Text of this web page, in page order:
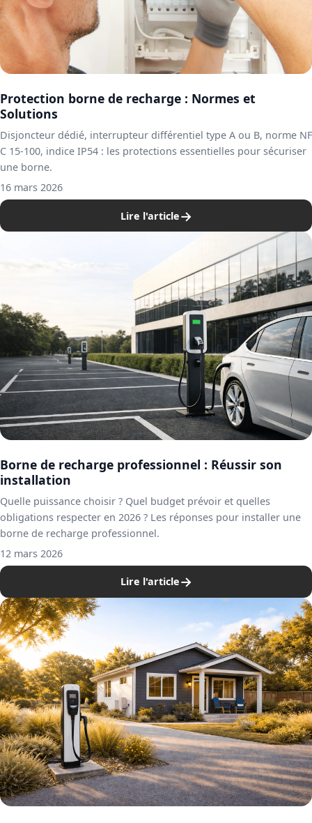
Protection borne de recharge : Normes et
Solutions
Disjoncteur dédié, interrupteur différentiel type A ou B, norme NF
C 15-100, indice IP54 : les protections essentielles pour sécuriser
une borne.
16 mars 2026
Lire l'article→
Borne de recharge professionnel : Réussir son
installation
Quelle puissance choisir ? Quel budget prévoir et quelles
obligations respecter en 2026 ? Les réponses pour installer une
borne de recharge professionnel.
12 mars 2026
Lire l'article→